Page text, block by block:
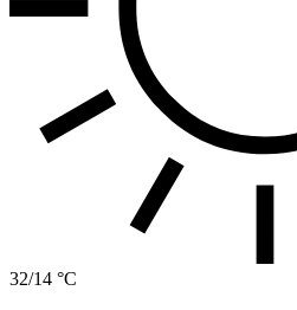
32/14 °C